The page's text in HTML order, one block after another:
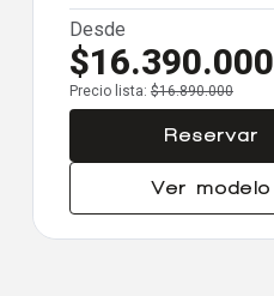
Desde
$16.390.000
Precio lista: $16.890.000
Reservar
Ver modelo